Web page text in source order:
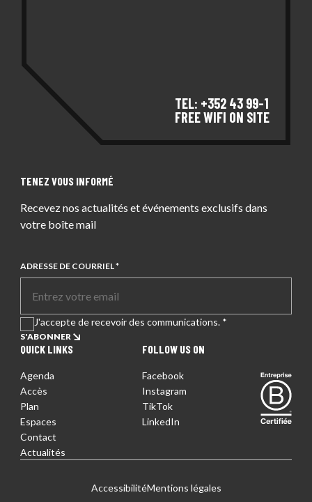
EN
TEL: +352 43 99-1
FREE WIFI ON SITE
TENEZ VOUS INFORMÉ
Recevez nos actualités et événements exclusifs dans
votre boîte mail
ADRESSE DE COURRIEL *
J'accepte de recevoir des communications. *
S'ABONNER
QUICK LINKS
Agenda
Accès
Plan
Espaces
Contact
Actualités
FOLLOW US ON
Facebook
Instagram
TikTok
LinkedIn
AccessibilitéMentions légales
Entreprise certifiée